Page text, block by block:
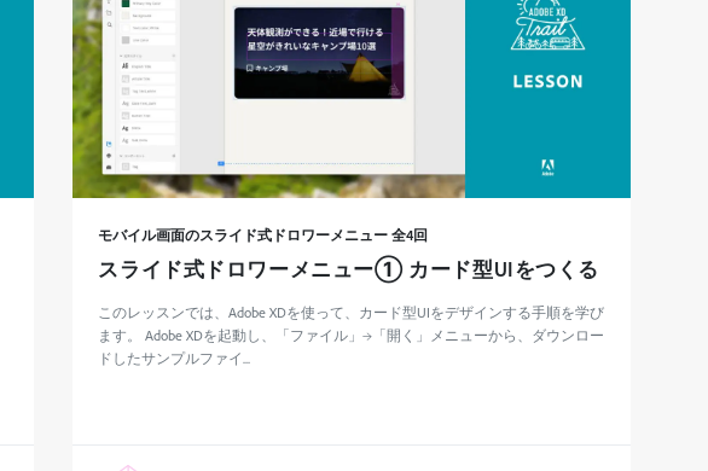
モバイル画面のスライド式ドロワーメニュー 全4回
スライド式ドロワーメニュー① カード型UIをつくる
このレッスンでは、Adobe XDを使って、カード型UIをデザインする手順を学び
ます。 Adobe XDを起動し、「ファイル」→「開く」メニューから、ダウンロー
ドしたサンプルファイ...